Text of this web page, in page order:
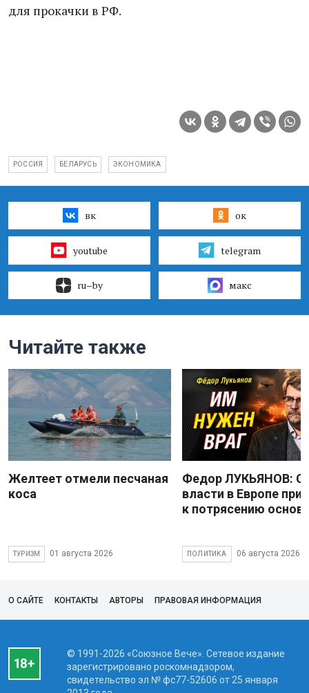
для прокачки в РФ.
РОССИЯ БЕЛАРУСЬ ЭКОНОМИКА
вк ок
youtube telegram
ru–by макс
Читайте также
Желтеет отмели песчаная
коса
ТУРИЗМ 01 августа 2026
Федор ЛУКЬЯНОВ:
власти в Европе
к потрясению основ
ПОЛИТИКА 06 августа 2026
О САЙТЕ КОНТАКТЫ АВТОРЫ ПРАВОВАЯ ИНФОРМАЦИЯ
© 1991-2026 «Союзное Вече». Сетевое издание
зарегистрировано роскомнадзором,
свидетельство эл № фc77-52606 от 25 января